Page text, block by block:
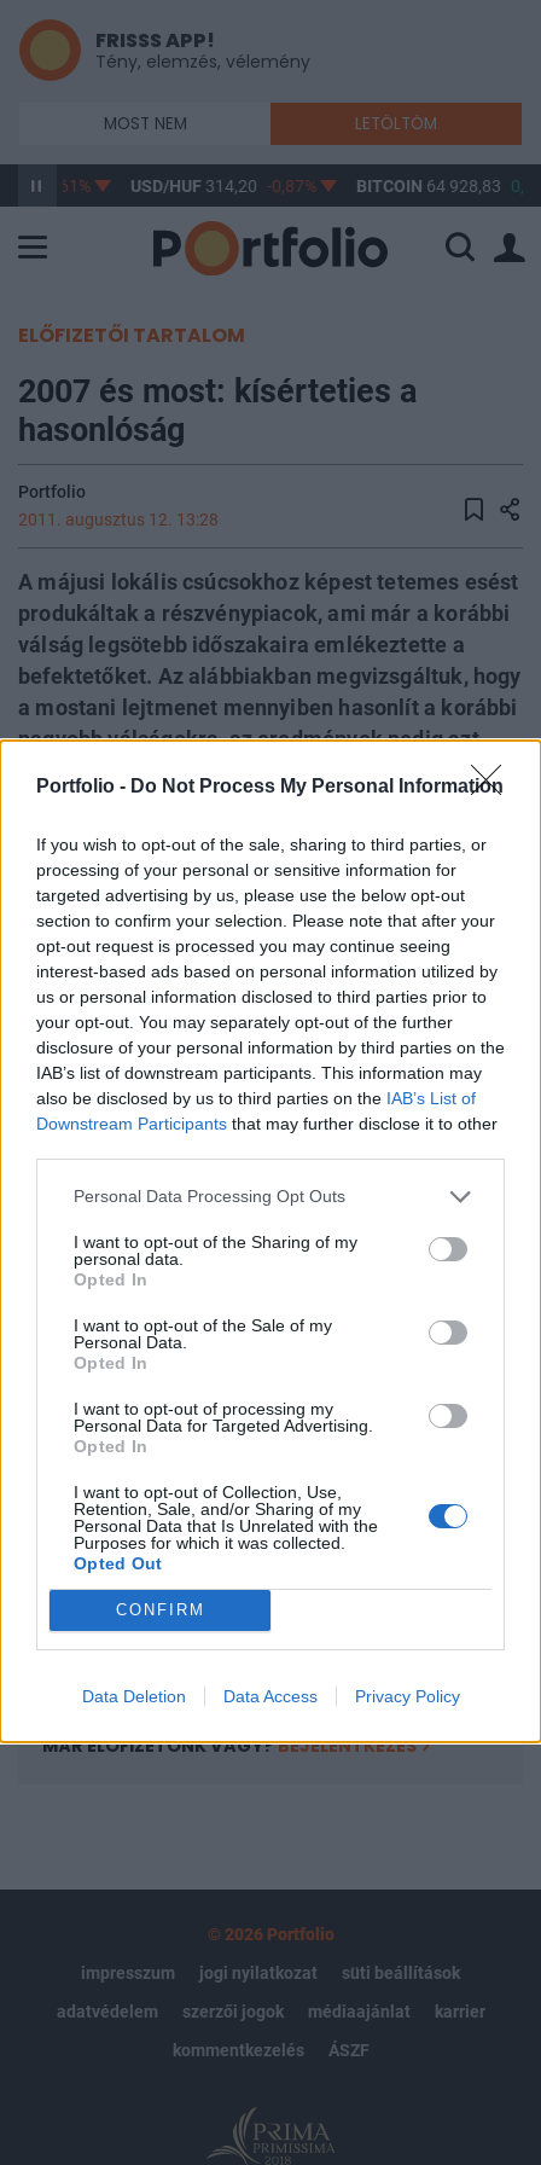
Portfolio - Do Not Process My Personal Information
If you wish to opt-out of the sale, sharing to third parties, or
processing of your personal or sensitive information for
targeted advertising by us, please use the below opt-out
section to confirm your selection. Please note that after your
opt-out request is processed you may continue seeing
interest-based ads based on personal information utilized by
us or personal information disclosed to third parties prior to
your opt-out. You may separately opt-out of the further
disclosure of your personal information by third parties on the
IAB’s list of downstream participants. This information may
also be disclosed by us to third parties on the IAB’s List of
Downstream Participants that may further disclose it to other
Personal Data Processing Opt Outs
I want to opt-out of the Sharing of my
personal data.
Opted In
I want to opt-out of the Sale of my
Personal Data.
Opted In
I want to opt-out of processing my
Personal Data for Targeted Advertising.
Opted In
I want to opt-out of Collection, Use,
Retention, Sale, and/or Sharing of my
Personal Data that Is Unrelated with the
Purposes for which it was collected.
Opted Out
CONFIRM
Data Deletion Data Access Privacy Policy
FRISSS APP!
Tény, elemzés, vélemény
MOST NEM LETÖLTÖM
-0,61% USD/HUF314,20 -0,87% BITCOIN 64 928,83
ELŐFIZETŐI TARTALOM
2007 és most: kísérteties a
hasonlóság
Portfolio
2011. augusztus 12. 13:28
A májusi lokális csúcsokhoz képest tetemes esést
produkáltak a részvénypiacok, ami már a korábbi
válság legsötebb időszakaira emlékeztette a
befektetőket. Az alábbiakban megvizsgáltuk, hogy
a mostani lejtmenet mennyiben hasonlít a korábbi
nagyobb válságokra, az eredmények pedig azt
kísérteties a hasonlóság: a Dow Jones idex
lényegében ugyanazt az utat járta be az elmúlt
három hónapban, mint a legutóbbi válság
kezdetekor. Ebből persze messzemenő
következtetéseket még nem érdemes levonni, az
azonban bizonyos, hogy a világban súlyos,
megoldatlan problémák vannak, vagyis a
kilátások meglehetősen borúsak. Emiatt könnyen
lehet, hogy a mélypontot még nem értük el.
Május eleje óta igen sokat estek a részvénypiacok, a
korábbi napokban látott pánikhangulat pedig a válság
legsötétebb hónapjait idézte fel újra a befektetőkben. A
lejtmenet egyik fő oka a gazdasági növekedésbe vetett hit
recessziót vízionálnak.Érdekességképpen megvizsgáltuk,
hogy a május óta zajló részvénypiaci...
KEDVES OLVASÓNK!
A keresett cikk a portfolio.hu hírarchívumához
tartozik, melynek olvasása előfizetéses
regisztrációhoz kötött.
Az előfizetés a következőket tartalmazza:
Portfolio.hu teljes cikkarchívum
Kötéslisták: BÉT elmúlt 2 év napon belüli
kötéslistái
MÁR ELŐFIZETŐNK VAGY?BEJELENTKEZÉS
© 2026 Portfolio
impresszum
jogi nyilatkozat
süti beállítások
adatvédelem
szerzői jogok médiaajánlat
karrier
kommentkezelés
ÁSZF